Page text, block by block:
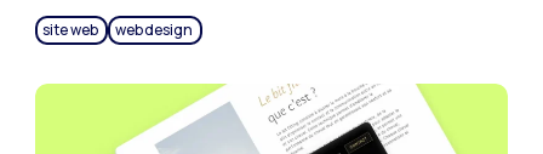
site web webdesign